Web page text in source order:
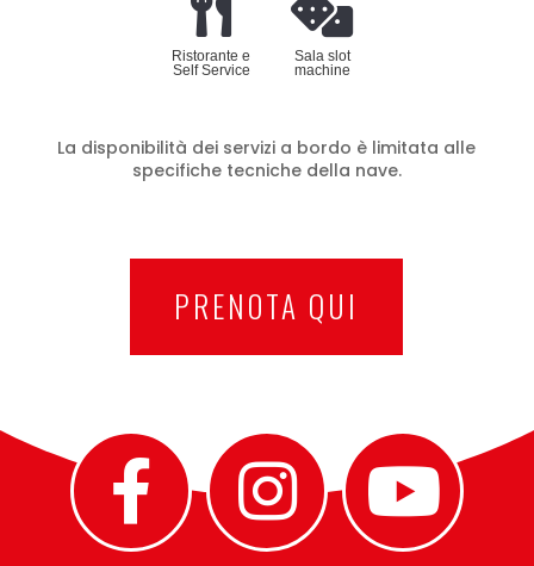
Ristorante e
Self Service
Sala slot
machine
La disponibilità dei servizi a bordo è limitata alle
specifiche tecniche della nave.
PRENOTA QUI